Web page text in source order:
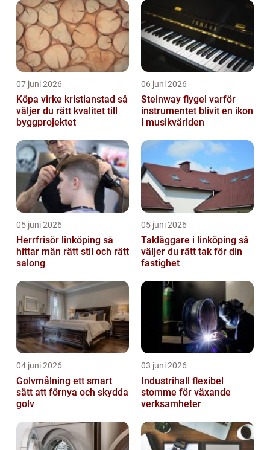
07 juni 2026
Köpa virke kristianstad så
väljer du rätt kvalitet till
byggprojektet
06 juni 2026
Steinway flygel varför
instrumentet blivit en ikon
i musikvärlden
05 juni 2026
Herrfrisör linköping så
hittar män rätt stil och rätt
salong
05 juni 2026
Takläggare i linköping så
väljer du rätt tak för din
fastighet
04 juni 2026
Golvmålning ett smart
sätt att förnya och skydda
golv
03 juni 2026
Industrihall flexibel
stomme för växande
verksamheter